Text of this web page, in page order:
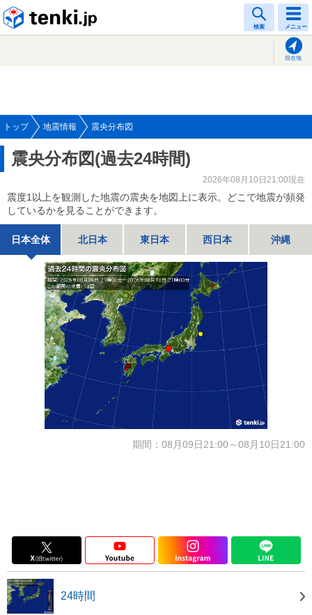
検索 メニュー
現在地
トップ 地震情報 震央分布図
震央分布図(過去24時間)
2026年08月10日21:00現在
震度1以上を観測した地震の震央を地図上に表示。どこで地震が頻発
しているかを見ることができます。
日本全体 北日本 東日本 西日本 沖縄
期間：08月09日21:00～08月10日21:00
24時間